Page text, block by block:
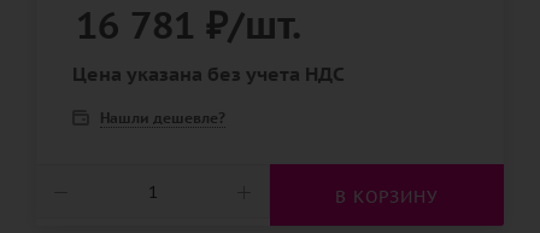
16 781 ₽/шт.
Цена указана без учета НДС
Нашли дешевле?
В КОРЗИНУ